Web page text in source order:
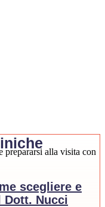
scegliere e
Nucci